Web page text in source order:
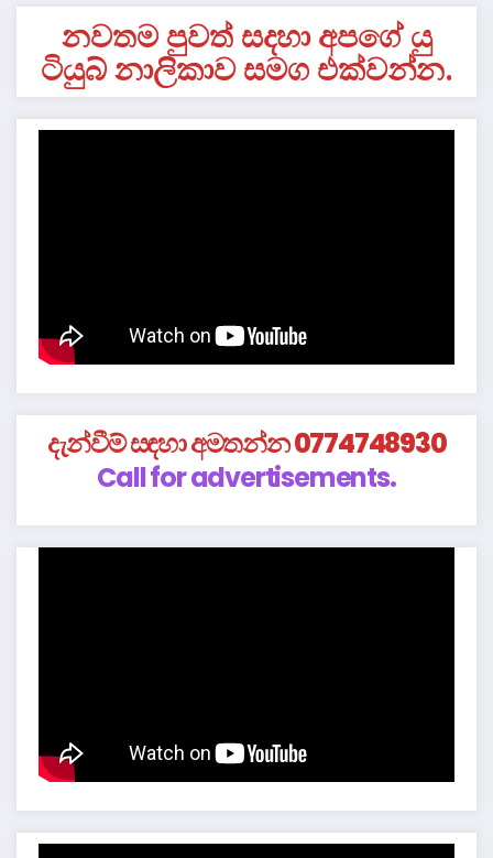
නවතම පුවත් සදහා අපගේ යු
ටියුබ් නාලිකාව සමග එක්වන්න.
දැන්වීම් සඳහා අමතන්න 0774748930
Call for advertisements.